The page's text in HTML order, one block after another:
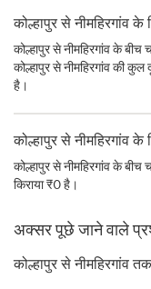
कोल्हापुर से नीमहिरगांव
कोल्हापुर से नीमहिरगांव के
कोल्हापुर से नीमहिरगांव की
है।
कोल्हापुर से नीमहिरगांव
कोल्हापुर से नीमहिरगांव के
किराया ₹0 है।
अक्सर पूछे जाने वाले
कोल्हापुर से नीमहिरगांव